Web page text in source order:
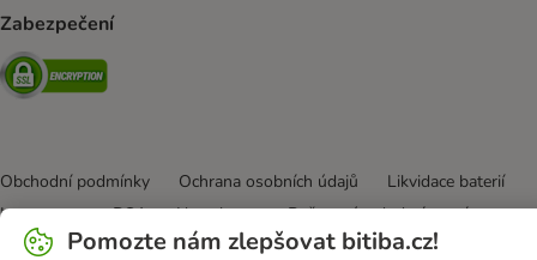
Zabezpečení
Security
Obchodní podmínky Ochrana osobních údajů
Likvidace baterií
Impressum
DSA Newsletter
Poštovné a dodací termín
Způsob platby
Formulář na odstoupení od smlouvy
Pomozte nám zlepšovat bitiba.cz!